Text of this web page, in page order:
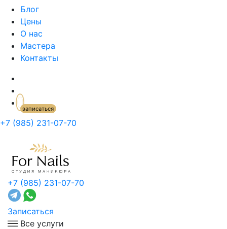
Блог
Цены
О нас
Мастера
Контакты
+7 (985) 231-07-70
+7 (985) 231-07-70
Записаться
Все услуги